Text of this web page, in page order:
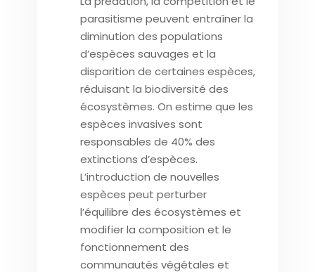
parasitisme peuvent entraîner la
diminution des populations
d’espèces sauvages et la
disparition de certaines espèces,
réduisant la biodiversité des
écosystèmes. On estime que les
espèces invasives sont
responsables de 40% des
extinctions d’espèces.
L’introduction de nouvelles
espèces peut perturber
l’équilibre des écosystèmes et
modifier la composition et le
fonctionnement des
communautés végétales et